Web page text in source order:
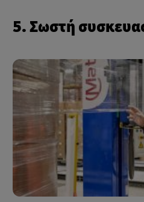
5. Σωστή